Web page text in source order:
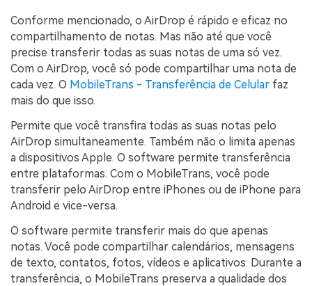
Conforme mencionado, o AirDrop é rápido e eficaz no
compartilhamento de notas. Mas não até que você
precise transferir todas as suas notas de uma só vez.
Com o AirDrop, você só pode compartilhar uma nota de
cada vez. O MobileTrans - Transferência de Celular faz
mais do que isso.
Permite que você transfira todas as suas notas pelo
AirDrop simultaneamente. Também não o limita apenas
a dispositivos Apple. O software permite transferência
entre plataformas. Com o MobileTrans, você pode
transferir pelo AirDrop entre iPhones ou de iPhone para
Android e vice-versa.
O software permite transferir mais do que apenas
notas. Você pode compartilhar calendários, mensagens
de texto, contatos, fotos, vídeos e aplicativos. Durante a
transferência, o MobileTrans preserva a qualidade dos